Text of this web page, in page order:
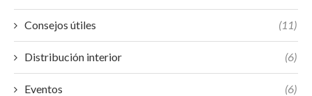
Consejos útiles (11)
Distribución interior (6)
Eventos (6)